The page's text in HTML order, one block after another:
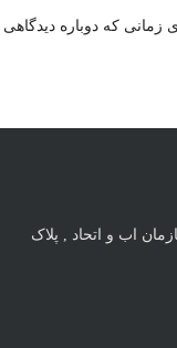
زمانی که دوباره دیدگاهی
اب و اتحاد , پلاک